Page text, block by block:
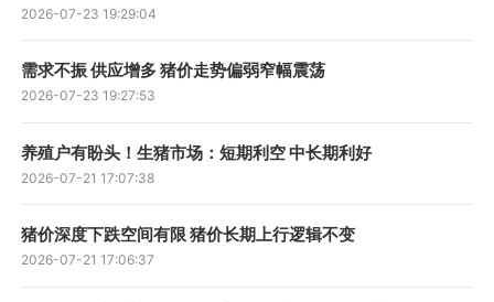
2026-07-23 19:29:04
需求不振 供应增多 猪价走势偏弱窄幅震荡
2026-07-23 19:27:53
养殖户有盼头！生猪市场：短期利空 中长期利好
2026-07-21 17:07:38
猪价深度下跌空间有限 猪价长期上行逻辑不变
2026-07-21 17:06:37